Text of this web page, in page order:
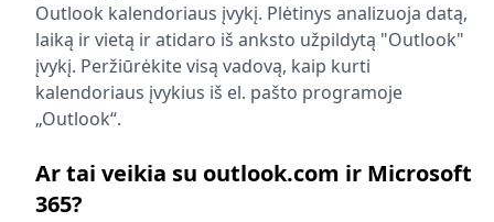
Outlook kalendoriaus įvykį. Plėtinys analizuoja datą,
laiką ir vietą ir atidaro iš anksto užpildytą "Outlook"
įvykį. Peržiūrėkite visą vadovą, kaip kurti
kalendoriaus įvykius iš el. pašto programoje
„Outlook“.
Ar tai veikia su outlook.com ir Microsoft
365?